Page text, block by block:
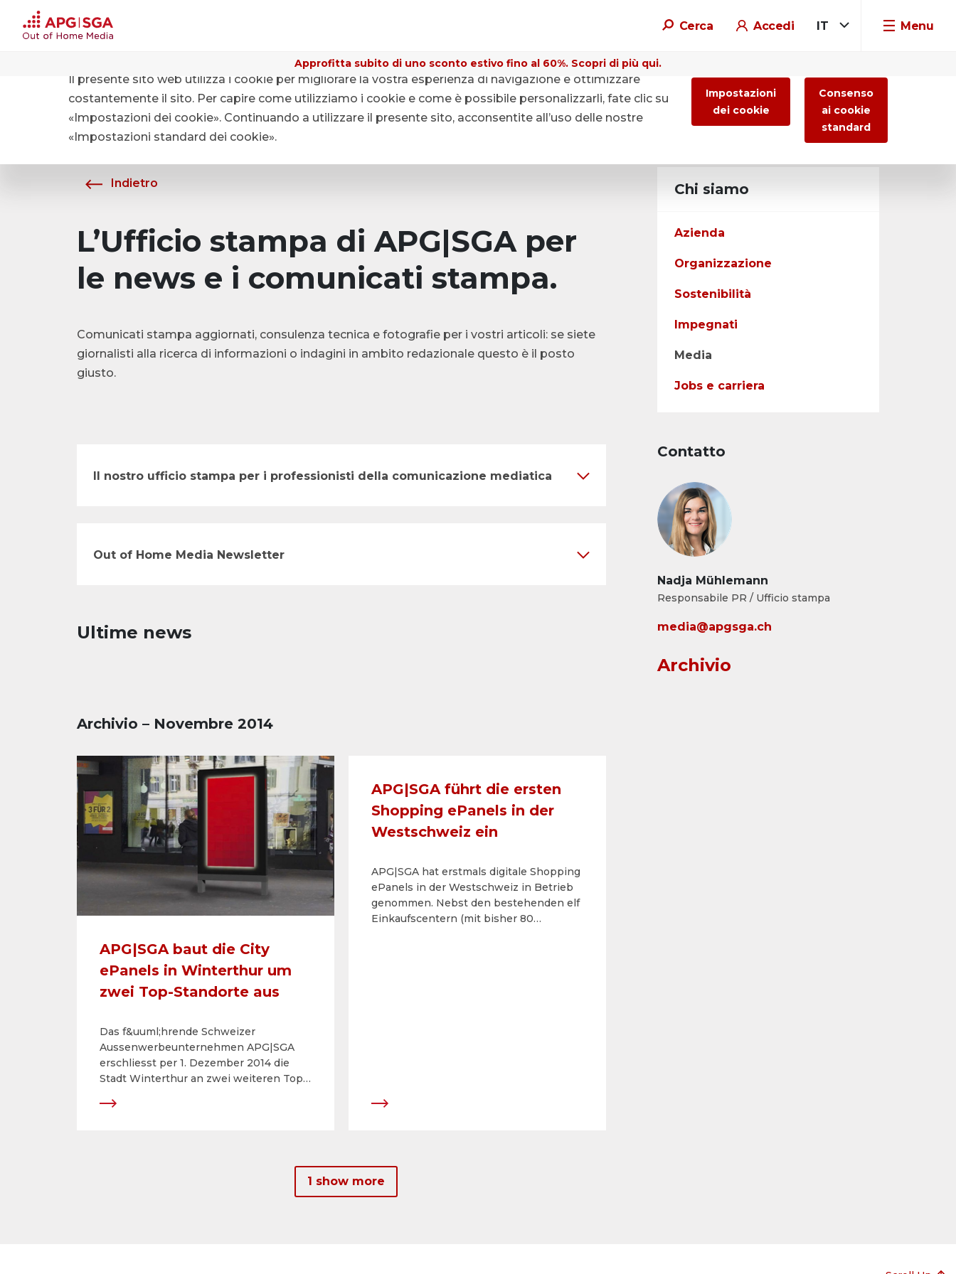
Cerca Accedi IT Menu
Approfitta subito di uno sconto estivo fino al 60%. Scopri di più qui.
Chi siamo Media
Indietro
L’Ufficio stampa di APG|SGA per
le news e i comunicati stampa.
Comunicati stampa aggiornati, consulenza tecnica e fotografie per i vostri articoli: se siete
giornalisti alla ricerca di informazioni o indagini in ambito redazionale questo è il posto
giusto.
Il nostro ufficio stampa per i professionisti della comunicazione mediatica
Out of Home Media Newsletter
Ultime news
Archivio – Novembre 2014
APG|SGA baut die City
ePanels in Winterthur um
zwei Top-Standorte aus
Das f&uuml;hrende Schweizer
Aussenwerbeunternehmen APG|SGA
erschliesst per 1. Dezember 2014 die
Stadt Winterthur an zwei weiteren Top-
ePanels. Die neuen digitalen
APG|SGA führt die ersten
Shopping ePanels in der
Westschweiz ein
APG|SGA hat erstmals digitale Shopping
ePanels in der Westschweiz in Betrieb
genommen. Nebst den bestehenden elf
Einkaufscentern (mit bisher 80
Werbem&ouml;glichkeiten.
1 show more
Chi siamo
Azienda
Organizzazione
Sostenibilità
Impegnati
Media
Jobs e carriera
Contatto
Nadja Mühlemann
Responsabile PR / Ufficio stampa
media@apgsga.ch
Archivio
Il presente sito web utilizza i cookie per migliorare la vostra esperienza di navigazione e ottimizzare
costantemente il sito. Per capire come utilizziamo i cookie e come è possibile personalizzarli, fate clic su
«Impostazioni dei cookie». Continuando a utilizzare il presente sito, acconsentite all’uso delle nostre
«Impostazioni standard dei cookie».
Impostazioni
dei cookie
Consenso
ai cookie
standard